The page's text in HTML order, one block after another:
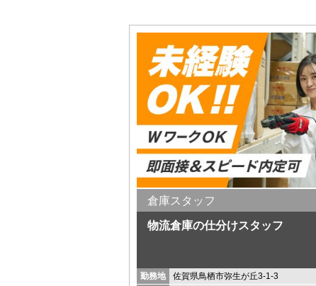
倉庫スタッフ
物流倉庫の仕分けスタッフ
勤務地
佐賀県鳥栖市弥生が丘3-1-3